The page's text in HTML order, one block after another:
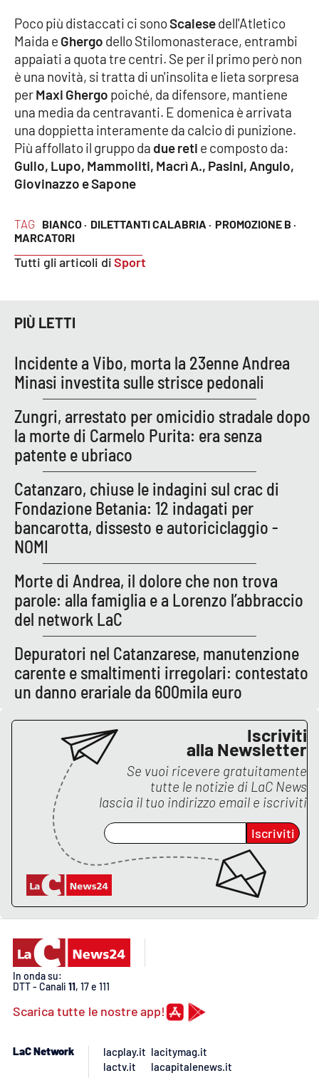
LaC TV
LaC Network
LaC OnAir
EDIZIONI
LOCALI
Crotone
Reggio Calabria
Lamezia Terme
PROGETTI
SPECIALI
Buona Sanità Calabria
LA
CALABRIAVISIONE
Destinazioni
Eventi
Food
Storie
Lacplay.it
Lactv.it
Laconair.it
Lacitymag.it
Lacapitalenews.it
Ilreggino.it
Cosenzachannel.it
Ilvibonese.it
Catanzarochannel.it
TAG BIANCO · DILETTANTI CALABRIA · PROMOZIONE B ·
MARCATORI
Tutti gli articoli diSport
Poco più distaccati ci sonoScalesedell'Atletico
Maida e Ghergo dello Stilomonasterace, entrambi
appaiati a quota tre centri. Se per il primo però non
è una novità, si tratta di un'insolita e lieta sorpresa
perMaxi Ghergo poiché, da difensore, mantiene
una media da centravanti. E domenica è arrivata
una doppietta interamente da calcio di punizione.
Più affollato il gruppo da due reti e composto da:
Gullo, Lupo, Mammoliti, Macrì A., Pasini, Angulo,
Giovinazzo e Sapone
PIÙ LETTI
Incidente a Vibo, morta la 23enne Andrea
Minasi investita sulle strisce pedonali
Zungri, arrestato per omicidio stradale dopo
la morte di Carmelo Purita: era senza
patente e ubriaco
Catanzaro, chiuse le indagini sul crac di
Fondazione Betania: 12 indagati per
bancarotta, dissesto e autoriciclaggio -
NOMI
Morte di Andrea, il dolore che non trova
parole: alla famiglia e a Lorenzo l’abbraccio
del network LaC
Depuratori nel Catanzarese, manutenzione
carente e smaltimenti irregolari: contestato
un danno erariale da 600mila euro
Iscriviti
alla Newsletter
Se vuoi ricevere gratuitamente
tutte le notizie di LaC News
lascia il tuo indirizzo email e iscriviti
Iscriviti
In onda su:
DTT - Canali 11, 17 e 111
Scarica tutte le nostre app!
LaC Network
lacplay.it
lactv.it
lacitymag.it
lacapitalenews.it